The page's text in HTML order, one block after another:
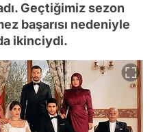
Geçtiğimiz sezon
başarısı nedeniyle
ikinciydi.